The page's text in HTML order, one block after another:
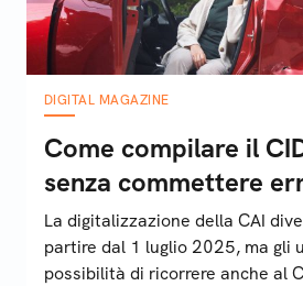
DIGITAL MAGAZINE
Come compilare il
senza commettere
La digitalizzazione della CAI
partire dal 1 luglio 2025, ma gli
possibilità di ricorrere anche al